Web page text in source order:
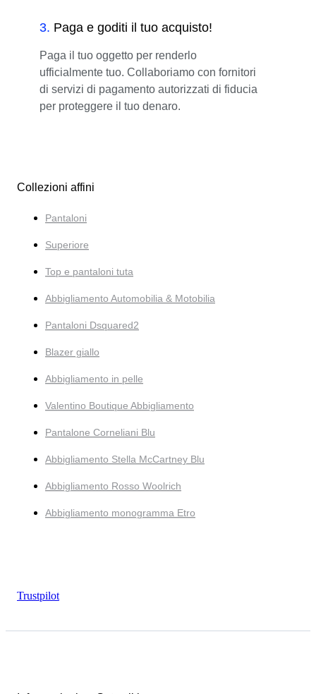
3. Paga e goditi il tuo acquisto!
Paga il tuo oggetto per renderlo
ufficialmente tuo. Collaboriamo con fornitori
di servizi di pagamento autorizzati di fiducia
per proteggere il tuo denaro.
Collezioni affini
Pantaloni
Superiore
Top e pantaloni tuta
Abbigliamento Automobilia & Motobilia
Pantaloni Dsquared2
Blazer giallo
Abbigliamento in pelle
Valentino Boutique Abbigliamento
Pantalone Corneliani Blu
Abbigliamento Stella McCartney Blu
Abbigliamento Rosso Woolrich
Abbigliamento monogramma Etro
Trustpilot